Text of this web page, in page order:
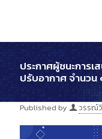
ประกาศผู้ชนะการเ
ปรับอากาศ จำนวน
Published by วรรณ์